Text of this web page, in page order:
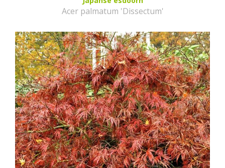
Acer palmatum 'Dissectum'